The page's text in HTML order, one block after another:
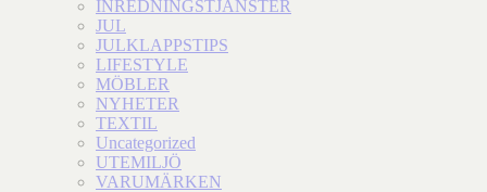
INREDNINGSTJÄNSTER
JUL
JULKLAPPSTIPS
LIFESTYLE
MÖBLER
NYHETER
TEXTIL
Uncategorized
UTEMILJÖ
VARUMÄRKEN